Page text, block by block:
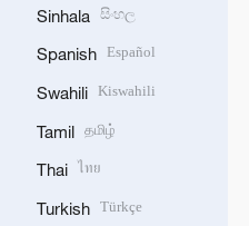
Sinhala සිංහල
Spanish Español
Swahili Kiswahili
Tamil தமிழ்
Thai ไทย
Turkish Türkçe